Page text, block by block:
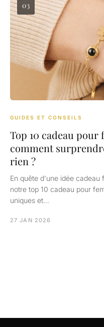
03
GUIDES ET CONSEILS
Top 10 cadeau
comment
rien ?
En quête d'une idée cadeau
notre top 10 cadeau pour
uniques et…
27 JAN 2026